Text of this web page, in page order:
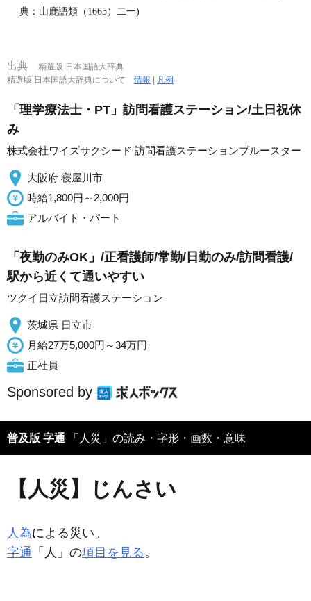
典：山鹿語類（1665）二一)
出典
精選版 日本国語大辞典
精選版 日本国語大辞典について情報 凡例
「理学療法士・PT」訪問看護ステーション/土日祝休
み
株式会社ワイズサクシード 訪問看護ステーションブルースター
大阪府 寝屋川市
時給1,800円～2,000円
アルバイト・パート
「夜勤のみOK」/正看護師/常勤/日勤のみ/訪問看護/
駅から近くて通いやすい
ツクイ日立訪問看護ステーション
茨城県 日立市
月給27万5,000円～34万円
正社員
Sponsored by
普及版 字通 「人災」の読み・字形・画数・意味
【人災】じんさい
人為による災い。
字通 「人」の項目を見る。